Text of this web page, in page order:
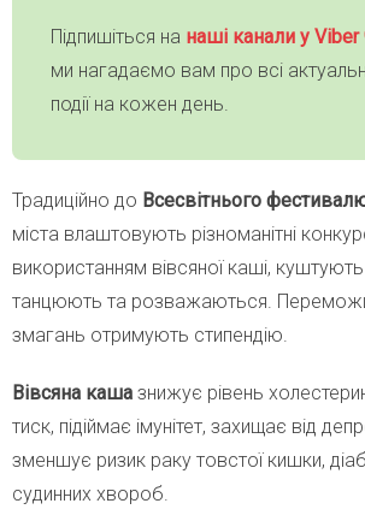
Підпишіться на наші канали у Viber
ми нагадаємо вам про всі
події на кожен день.
Традиційно до Всесвітнього
міста влаштовують різноманітні
використанням вівсяної каші,
танцюють та розважаються.
змагань отримують стипендію.
Вівсяна каша знижує рівень
тиск, підіймає імунітет, захищає від
зменшує ризик раку товстої кишки,
судинних хвороб.